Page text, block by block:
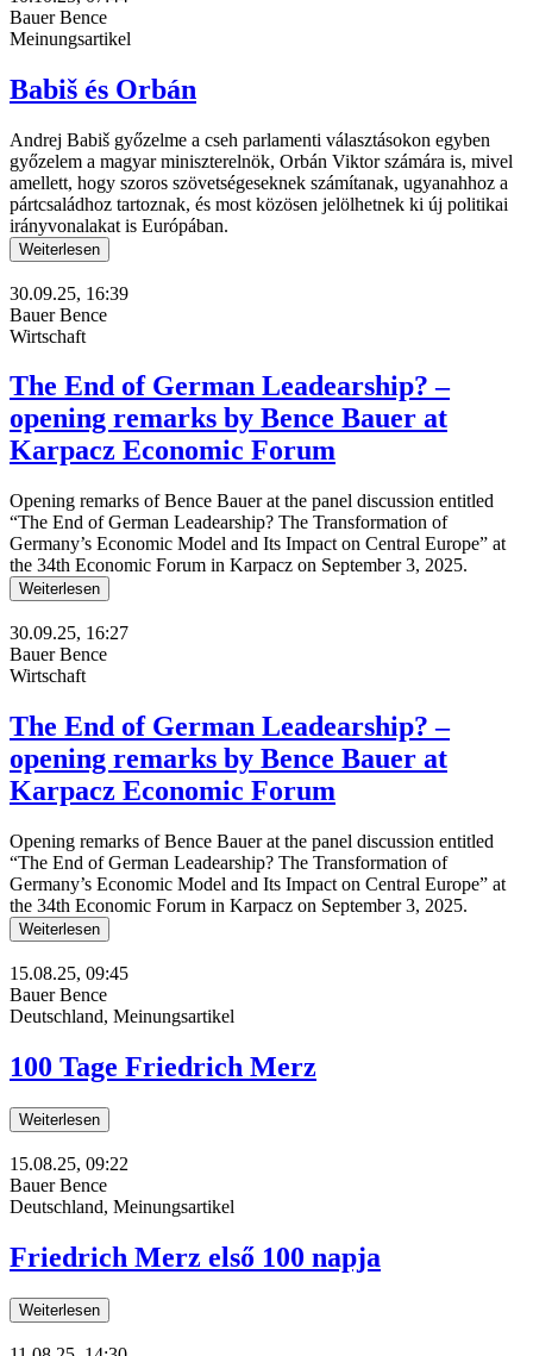
Bauer Bence
Meinungsartikel
Babiš és Orbán
Andrej Babiš győzelme a cseh parlamenti választásokon egyben
győzelem a magyar miniszterelnök, Orbán Viktor számára is, mivel
amellett, hogy szoros szövetségeseknek számítanak, ugyanahhoz a
pártcsaládhoz tartoznak, és most közösen jelölhetnek ki új politikai
irányvonalakat is Európában.
Weiterlesen
30.09.25, 16:39
Bauer Bence
Wirtschaft
The End of German Leadearship? –
opening remarks by Bence Bauer at
Karpacz Economic Forum
Opening remarks of Bence Bauer at the panel discussion entitled
“The End of German Leadearship? The Transformation of
Germany’s Economic Model and Its Impact on Central Europe” at
the 34th Economic Forum in Karpacz on September 3, 2025.
Weiterlesen
30.09.25, 16:27
Bauer Bence
Wirtschaft
The End of German Leadearship? –
opening remarks by Bence Bauer at
Karpacz Economic Forum
Opening remarks of Bence Bauer at the panel discussion entitled
“The End of German Leadearship? The Transformation of
Germany’s Economic Model and Its Impact on Central Europe” at
the 34th Economic Forum in Karpacz on September 3, 2025.
Weiterlesen
15.08.25, 09:45
Bauer Bence
Deutschland, Meinungsartikel
100 Tage Friedrich Merz
Weiterlesen
15.08.25, 09:22
Bauer Bence
Deutschland, Meinungsartikel
Friedrich Merz első 100 napja
Weiterlesen